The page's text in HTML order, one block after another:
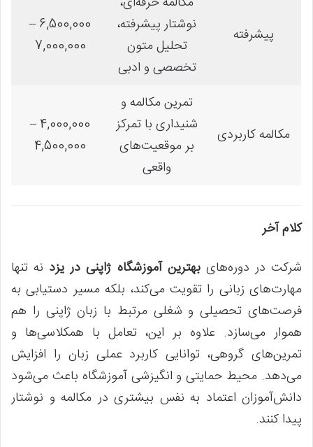
پیشرفته
نوشتار پیشرفته،
تحلیل متون
تخصصی و ادبی
6,500,000 –
7,000,000
مکالمه کاربردی
تمرین مکالمه و
شنیداری با تمرکز
بر موقعیت‌های
واقعی
4,000,000 –
4,500,000
کلام آخر
شرکت در دوره‌هایبهترین آموزشگاه ژاپنی در یزد نه تنها
مهارت‌های زبانی را تقویت می‌کند، بلکه مسیر دستیابی به
فرصت‌های تحصیلی و شغلی مرتبط با زبان ژاپنی را هم
هموار می‌سازد. علاوه بر این، تعامل با همکلاسی‌ها و
تمرین‌های گروهی، توانایی کاربرد عملی زبان را افزایش
می‌دهد. محیط حمایتی و انگیزشی آموزشگاه باعث می‌شود
دانش‌آموزان اعتماد به نفس بیشتری در مکالمه و نوشتار
پیدا کنند.